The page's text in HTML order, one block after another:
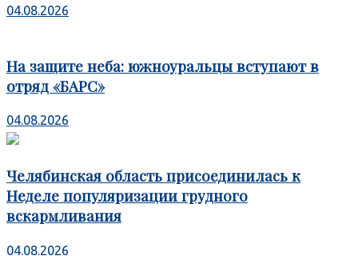
04.08.2026
На защите неба: южноуральцы вступают в
отряд «БАРС»
04.08.2026
Челябинская область присоединилась к
Неделе популяризации грудного
вскармливания
04.08.2026